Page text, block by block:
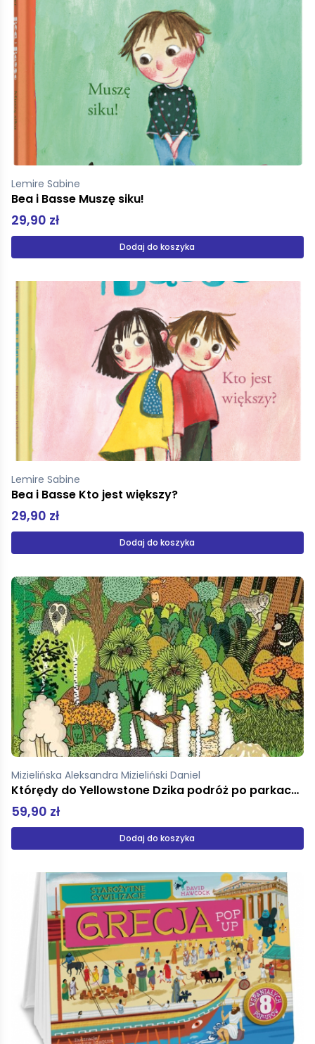
Lemire Sabine
Bea i Basse Muszę siku!
29,90 zł
Dodaj do koszyka
Lemire Sabine
Bea i Basse Kto jest większy?
29,90 zł
Dodaj do koszyka
Mizielińska Aleksandra Mizieliński Daniel
Którędy do Yellowstone Dzika podróż po parkach narodowych Format podręczny
59,90 zł
Dodaj do koszyka